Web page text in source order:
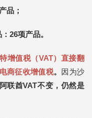
品；
26项产品。
增值税（VAT）直接翻
商征收增值税。 因为沙
阿联酋VAT不变，仍然是